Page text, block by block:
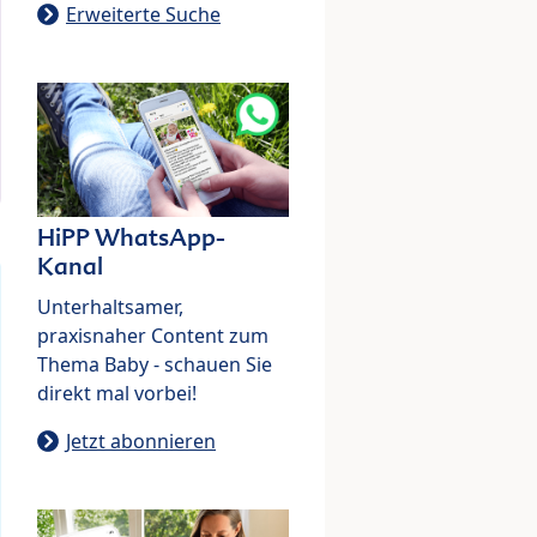
Erweiterte Suche
HiPP WhatsApp-
Kanal
Unterhaltsamer,
praxisnaher Content zum
Thema Baby - schauen Sie
direkt mal vorbei!
Jetzt abonnieren